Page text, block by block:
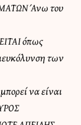
Άνω του
όπως
των
να είναι